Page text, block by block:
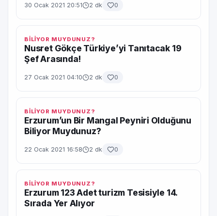
30 Ocak 2021 20:51 2 dk 0
BİLİYOR MUYDUNUZ?
Nusret Gökçe Türkiye’yi Tanıtacak 19
Şef Arasında!
27 Ocak 2021 04:10 2 dk 0
BİLİYOR MUYDUNUZ?
Erzurum’un Bir Mangal Peyniri Olduğunu
Biliyor Muydunuz?
22 Ocak 2021 16:58 2 dk 0
BİLİYOR MUYDUNUZ?
Erzurum 123 Adet turizm Tesisiyle 14.
Sırada Yer Alıyor